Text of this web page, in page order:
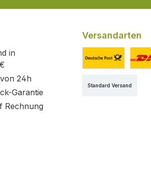
in
24h
Garantie
Rechnung
Versandarten
Standard Versand